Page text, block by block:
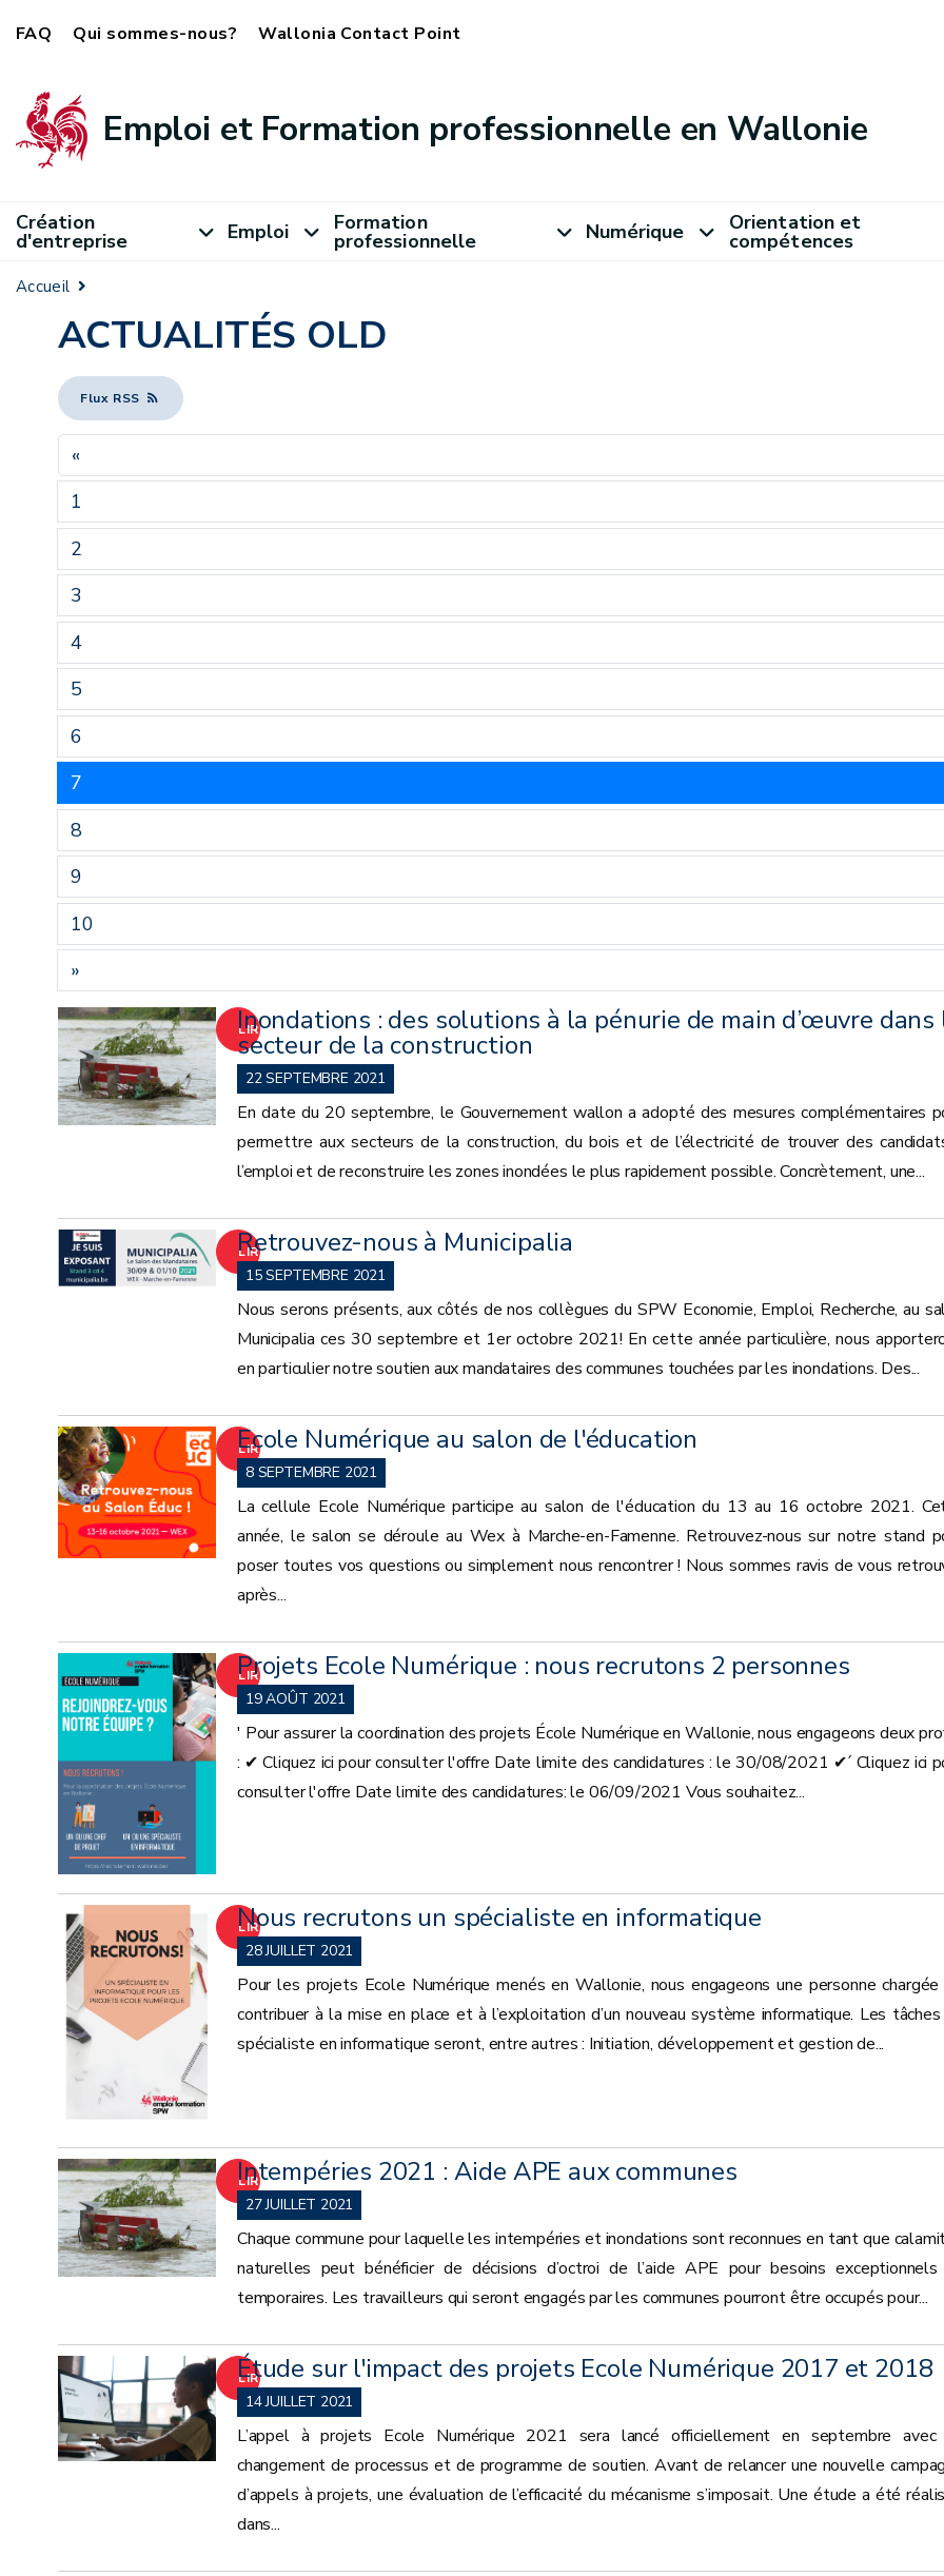
FAQ Qui sommes-nous? Wallonia Contact Point
Emploi et Formation professionnelle en Wallonie
Création
d'entreprise Emploi Formation
professionnelle Numérique Orientation et
compétences
Accueil
ACTUALITÉS OLD
Flux RSS
«
1
2
3
4
5
6
7
8
9
10
»
LIRE
LA
SUITE
Inondations : des solutions à la pénurie de main d’œuvre dans
secteur de la construction
22 SEPTEMBRE 2021
En date du 20 septembre, le Gouvernement wallon a adopté des mesures complémentaires
permettre aux secteurs de la construction, du bois et de l’électricité de trouver des
l’emploi et de reconstruire les zones inondées le plus rapidement possible. Concrètement, une...
LIRE
LA
SUITE
Retrouvez-nous à Municipalia
15 SEPTEMBRE 2021
Nous serons présents, aux côtés de nos collègues du SPW Economie, Emploi, Recherche, au
Municipalia ces 30 septembre et 1er octobre 2021! En cette année particulière, nous
en particulier notre soutien aux mandataires des communes touchées par les inondations. Des...
LIRE
LA
SUITE
Ecole Numérique au salon de l'éducation
8 SEPTEMBRE 2021
La cellule Ecole Numérique participe au salon de l'éducation du 13 au 16 octobre 2021.
année, le salon se déroule au Wex à Marche-en-Famenne. Retrouvez-nous sur notre stand
poser toutes vos questions ou simplement nous rencontrer ! Nous sommes ravis de vous
après...
LIRE
LA
SUITE
Projets Ecole Numérique : nous recrutons 2 personnes
19 AOÛT 2021
' Pour assurer la coordination des projets École Numérique en Wallonie, nous engageons deux
: ✔ Cliquez ici pour consulter l'offre Date limite des candidatures : le 30/08/2021 ✔ ́ Cliquez ici
consulter l'offre Date limite des candidatures: le 06/09/2021 Vous souhaitez...
LIRE
LA
SUITE
Nous recrutons un spécialiste en informatique
28 JUILLET 2021
Pour les projets Ecole Numérique menés en Wallonie, nous engageons une personne chargée
contribuer à la mise en place et à l’exploitation d’un nouveau système informatique. Les
spécialiste en informatique seront, entre autres : Initiation, développement et gestion de...
LIRE
LA
SUITE
Intempéries 2021 : Aide APE aux communes
27 JUILLET 2021
Chaque commune pour laquelle les intempéries et inondations sont reconnues en tant que
naturelles peut bénéficier de décisions d’octroi de l’aide APE pour besoins
temporaires. Les travailleurs qui seront engagés par les communes pourront être occupés pour...
LIRE
LA
SUITE
Étude sur l'impact des projets Ecole Numérique 2017 et 2018
14 JUILLET 2021
L’appel à projets Ecole Numérique 2021 sera lancé officiellement en septembre avec
changement de processus et de programme de soutien. Avant de relancer une nouvelle
d’appels à projets, une évaluation de l’efficacité du mécanisme s’imposait. Une étude a été
dans...